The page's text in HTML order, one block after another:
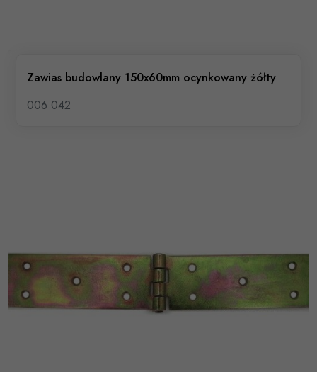
Zawias budowlany 150x60mm ocynkowany żółty
006 042